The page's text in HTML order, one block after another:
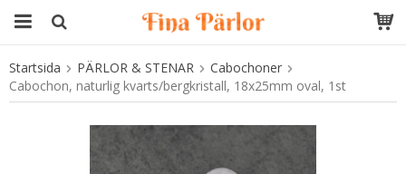
Produkten har blivit tillagd i varukorgen
Startsida PÄRLOR & STENAR
Cabochoner
Cabochon, naturlig kvarts/bergkristall, 18x25mm oval, 1st